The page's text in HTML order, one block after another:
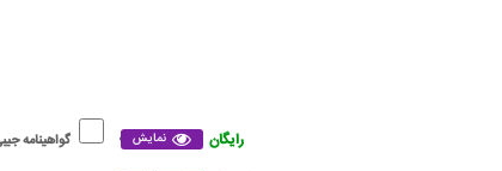
نمایش رایگان گواهینامه